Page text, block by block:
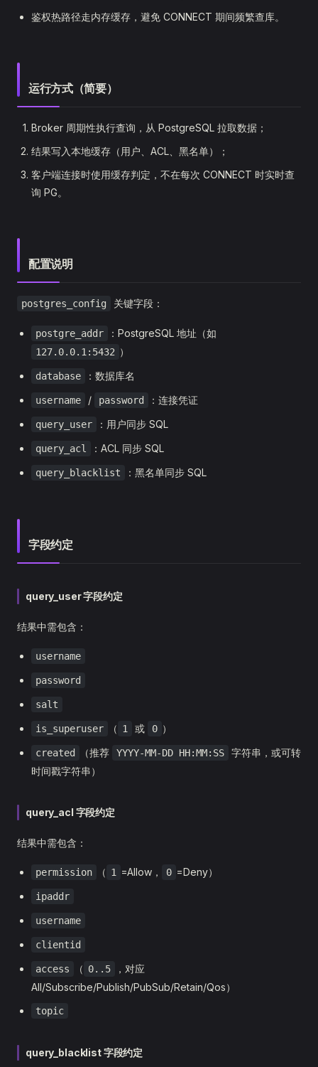
鉴权热路径走内存缓存，避免 CONNECT 期间频繁查库。
运行方式（简要）
Broker 周期性执行查询，从 PostgreSQL 拉取数据；
结果写入本地缓存（用户、ACL、黑名单）；
客户端连接时使用缓存判定，不在每次 CONNECT 时实时查
询 PG。
配置说明
postgres_config 关键字段：
postgre_addr ：PostgreSQL 地址（如
127.0.0.1:5432 ）
database ：数据库名
username / password ：连接凭证
query_user ：用户同步 SQL
query_acl ：ACL 同步 SQL
query_blacklist ：黑名单同步 SQL
字段约定
query_user 字段约定
结果中需包含：
username
password
salt
is_superuser （ 1 或 0 ）
created （推荐 YYYY-MM-DD HH:MM:SS
字符串，或可转
时间戳字符串）
query_acl 字段约定
结果中需包含：
permission （ 1 =Allow， 0 =Deny）
ipaddr
username
clientid
access （ 0..5
，对应
All/Subscribe/Publish/PubSub/Retain/Qos）
topic
query_blacklist 字段约定